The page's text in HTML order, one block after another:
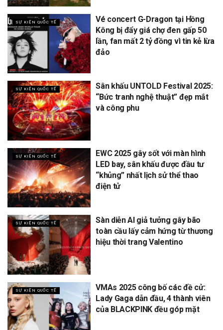
SỰ KIỆN QUỐC TẾ
Vé concert G-Dragon tại Hồng
Kông bị đẩy giá chợ đen gấp 50
lần, fan mất 2 tỷ đồng vì tin kẻ lừa
đảo
SỰ KIỆN QUỐC TẾ
Sân khấu UNTOLD Festival 2025:
“Bức tranh nghệ thuật” đẹp mắt
và công phu
SỰ KIỆN QUỐC TẾ
EWC 2025 gây sốt với màn hình
LED bay, sân khấu được đầu tư
“khủng” nhất lịch sử thể thao
điện tử
SỰ KIỆN QUỐC TẾ
Sàn diễn AI giả tưởng gây bão
toàn cầu lấy cảm hứng từ thương
hiệu thời trang Valentino
SỰ KIỆN QUỐC TẾ
VMAs 2025 công bố các đề cử:
Lady Gaga dẫn đầu, 4 thành viên
của BLACKPINK đều góp mặt